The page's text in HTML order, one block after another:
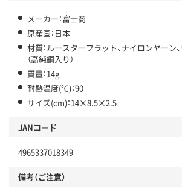
メーカー：富士商
原産国：日本
材質：ルースターフラット、ナイロンヤーン
（高純銅入り）
質量：14g
耐熱温度(℃)：90
サイズ(cm)：14×8.5×2.5
JANコード
4965337018349
備考（ご注意）